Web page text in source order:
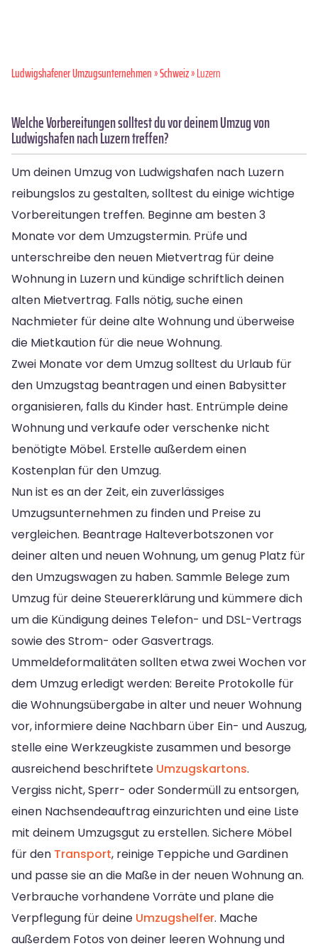
Ludwigshafener Umzugsunternehmen»Schweiz» Luzern
Welche Vorbereitungen solltest du vor deinem Umzug von
Ludwigshafen nach Luzern treffen?
Um deinen Umzug von Ludwigshafen nach Luzern
reibungslos zu gestalten, solltest du einige wichtige
Vorbereitungen treffen. Beginne am besten 3
Monate vor dem Umzugstermin. Prüfe und
unterschreibe den neuen Mietvertrag für deine
Wohnung in Luzern und kündige schriftlich deinen
alten Mietvertrag. Falls nötig, suche einen
Nachmieter für deine alte Wohnung und überweise
die Mietkaution für die neue Wohnung.
Zwei Monate vor dem Umzug solltest du Urlaub für
den Umzugstag beantragen und einen Babysitter
organisieren, falls du Kinder hast. Entrümple deine
Wohnung und verkaufe oder verschenke nicht
benötigte Möbel. Erstelle außerdem einen
Kostenplan für den Umzug.
Nun ist es an der Zeit, ein zuverlässiges
Umzugsunternehmen zu finden und Preise zu
vergleichen. Beantrage Halteverbotszonen vor
deiner alten und neuen Wohnung, um genug Platz für
den Umzugswagen zu haben. Sammle Belege zum
Umzug für deine Steuererklärung und kümmere dich
um die Kündigung deines Telefon- und DSL-Vertrags
sowie des Strom- oder Gasvertrags.
Ummeldeformalitäten sollten etwa zwei Wochen vor
dem Umzug erledigt werden: Bereite Protokolle für
die Wohnungsübergabe in alter und neuer Wohnung
vor, informiere deine Nachbarn über Ein- und Auszug,
stelle eine Werkzeugkiste zusammen und besorge
ausreichend beschriftete Umzugskartons.
Vergiss nicht, Sperr- oder Sondermüll zu entsorgen,
einen Nachsendeauftrag einzurichten und eine Liste
mit deinem Umzugsgut zu erstellen. Sichere Möbel
für den Transport, reinige Teppiche und Gardinen
und passe sie an die Maße in der neuen Wohnung an.
Verbrauche vorhandene Vorräte und plane die
Verpflegung für deine Umzugshelfer. Mache
außerdem Fotos von deiner leeren Wohnung und